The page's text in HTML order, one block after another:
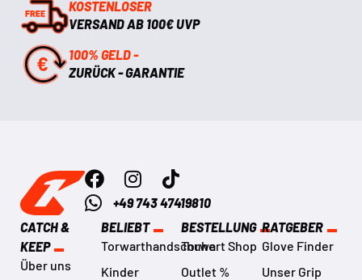
KOSTENLOSER
VERSAND AB 100€ UVP
100% GELD -
ZURÜCK - GARANTIE
+49 743 47419810
CATCH &
KEEP
Über uns
BELIEBT
Torwarthandschuhe
Kinder
BESTELLUNG
Torwart Shop
Outlet %
RATGEBER
Glove Finder
Unser Grip